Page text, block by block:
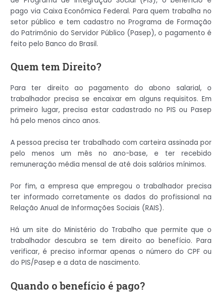
pago via Caixa Econômica Federal. Para quem trabalha no
setor público e tem cadastro no Programa de Formação
do Patrimônio do Servidor Público (Pasep), o pagamento é
feito pelo Banco do Brasil.
Quem tem Direito?
Para ter direito ao pagamento do abono salarial, o
trabalhador precisa se encaixar em alguns requisitos. Em
primeiro lugar, precisa estar cadastrado no PIS ou Pasep
há pelo menos cinco anos.
A pessoa precisa ter trabalhado com carteira assinada por
pelo menos um mês no ano-base, e ter recebido
remuneração média mensal de até dois salários mínimos.
Por fim, a empresa que empregou o trabalhador precisa
ter informado corretamente os dados do profissional na
Relação Anual de Informações Sociais (RAIS).
Há um site do Ministério do Trabalho que permite que o
trabalhador descubra se tem direito ao benefício. Para
verificar, é preciso informar apenas o número do CPF ou
do PIS/Pasep e a data de nascimento.
Quando o benefício é pago?